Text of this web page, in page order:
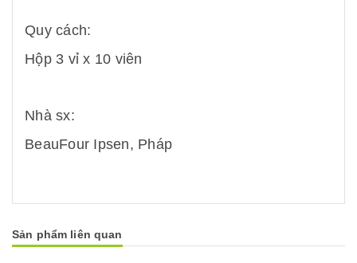
Quy cách:
Hộp 3 vỉ x 10 viên
Nhà sx:
BeauFour Ipsen, Pháp
Sản phẩm liên quan